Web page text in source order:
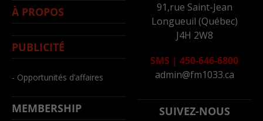
À PROPOS
PUBLICITÉ
- Opportunités d’affaires
MEMBERSHIP
91,rue Saint-Jean
Longueuil (Québec)
J4H 2W8
SMS | 450-646-6800
admin@fm1033.ca
SUIVEZ-NOUS